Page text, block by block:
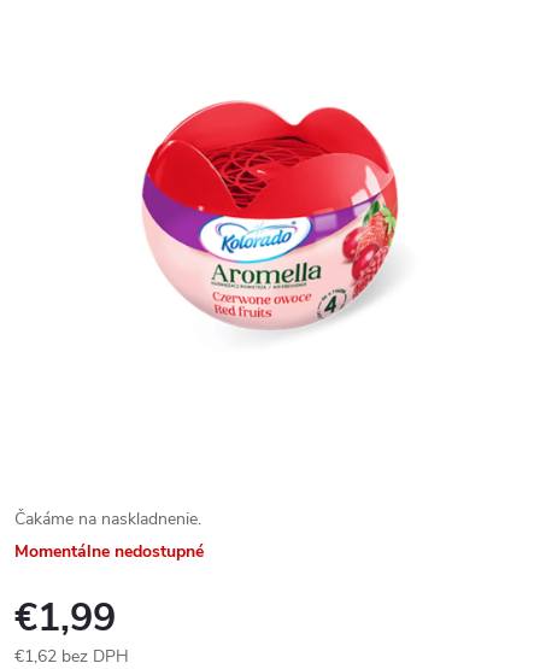
Čakáme na naskladnenie.
Momentálne nedostupné
€1,99
€1,62 bez DPH